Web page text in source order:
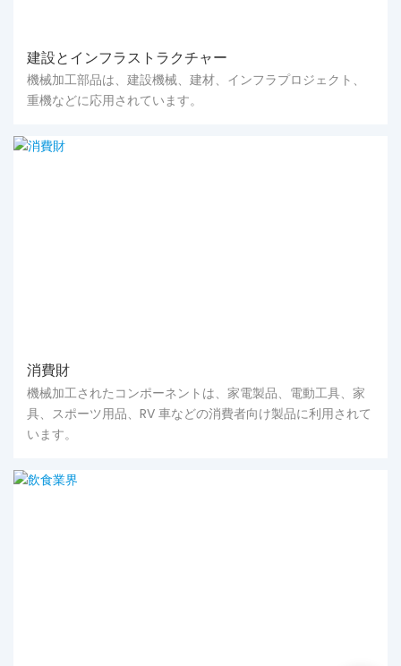
建設とインフラストラクチャー
機械加工部品は、建設機械、建材、インフラプロジェクト、
重機などに応用されています。
消費財
機械加工されたコンポーネントは、家電製品、電動工具、家
具、スポーツ用品、RV 車などの消費者向け製品に利用されて
います。